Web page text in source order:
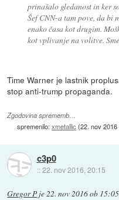
prinašalo gledanost in ker
Šef CNN-a tam pove, da bi
enako časa kot drugim.
kot vplivanje na volitve.
Time Warner je lastnik
stop anti-trump propaganda.
Zgodovina sprememb…
spremenilo:xmetallic (22. nov
c3p0
::22. nov 2016, 20:15
Gregor P je22. nov 2016 ob 15:05